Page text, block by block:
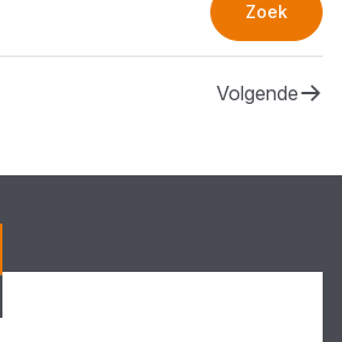
Zoek
Volgende